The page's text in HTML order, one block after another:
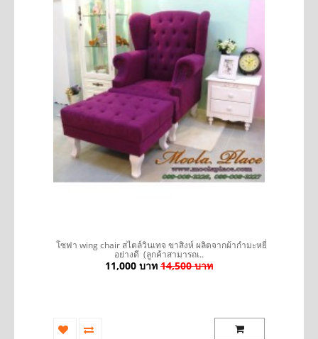
โซฟา wing chair สไตล์วินเทจ ขาสิงห์ ผลิตจากผ้ากำมะหยี่
อย่างดี (ลูกค้าสามารถเ..
11,000 บาท 14,500 บาท